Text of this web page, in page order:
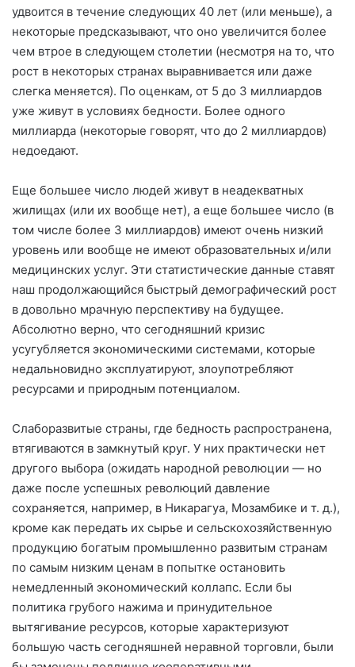
удвоится в течение следующих 40 лет (или меньше), а
некоторые предсказывают, что оно увеличится более
чем втрое в следующем столетии (несмотря на то, что
рост в некоторых странах выравнивается или даже
слегка меняется). По оценкам, от 5 до 3 миллиардов
уже живут в условиях бедности. Более одного
миллиарда (некоторые говорят, что до 2 миллиардов)
недоедают.
Еще большее число людей живут в неадекватных
жилищах (или их вообще нет), а еще большее число (в
том числе более 3 миллиардов) имеют очень низкий
уровень или вообще не имеют образовательных и/или
медицинских услуг. Эти статистические данные ставят
наш продолжающийся быстрый демографический рост
в довольно мрачную перспективу на будущее.
Абсолютно верно, что сегодняшний кризис
усугубляется экономическими системами, которые
недальновидно эксплуатируют, злоупотребляют
ресурсами и природным потенциалом.
Слаборазвитые страны, где бедность распространена,
втягиваются в замкнутый круг. У них практически нет
другого выбора (ожидать народной революции — но
даже после успешных революций давление
сохраняется, например, в Никарагуа, Мозамбике и т. д.),
кроме как передать их сырье и сельскохозяйственную
продукцию богатым промышленно развитым странам
по самым низким ценам в попытке остановить
немедленный экономический коллапс. Если бы
политика грубого нажима и принудительное
вытягивание ресурсов, которые характеризуют
большую часть сегодняшней неравной торговли, были